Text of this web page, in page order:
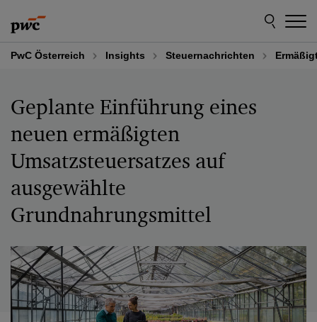
to
content
to
footer
PwC Österreich Insights Steuernachrichten
Geplante Einführung eines
neuen ermäßigten
Umsatzsteuersatzes auf
ausgewählte
Grundnahrungsmittel